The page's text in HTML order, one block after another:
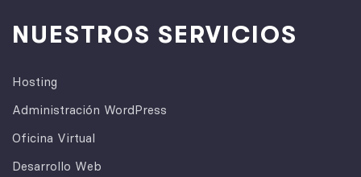
NUESTROS SERVICIOS
Hosting
Administración WordPress
Oficina Virtual
Desarrollo Web